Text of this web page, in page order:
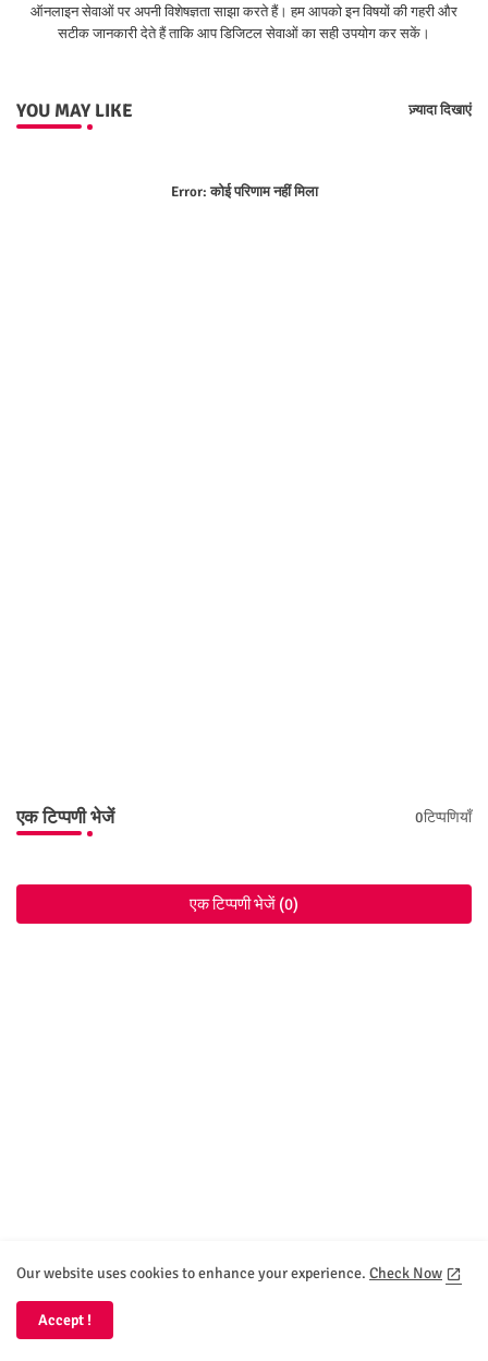
ऑनलाइन सेवाओं पर अपनी विशेषज्ञता साझा करते हैं। हम आपको इन विषयों की गहरी और
सटीक जानकारी देते हैं ताकि आप डिजिटल सेवाओं का सही उपयोग कर सकें।
YOU MAY LIKE ज़्यादा दिखाएं
Error:कोई परिणाम नहीं मिला
एक टिप्पणी भेजें 0टिप्पणियाँ
एक टिप्पणी भेजें (0)
Our website uses cookies to enhance your experience. Check Now
Accept !